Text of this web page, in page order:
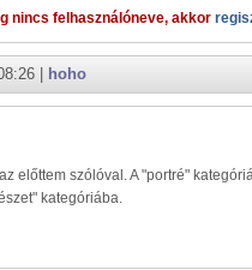
nincs felhasználóneve, akkor
| hoho
előttem szólóval. A "portré"
kategóriába.